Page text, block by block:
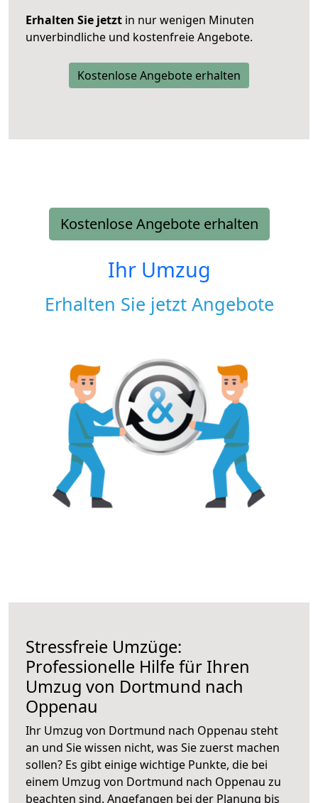
Erhalten Sie jetzt in nur wenigen Minuten
unverbindliche und kostenfreie Angebote.
Kostenlose Angebote erhalten
Kostenlose Angebote erhalten
Ihr Umzug
Erhalten Sie jetzt Angebote
Stressfreie Umzüge:
Professionelle Hilfe für Ihren
Umzug von Dortmund nach
Oppenau
Ihr Umzug von Dortmund nach Oppenau steht
an und Sie wissen nicht, was Sie zuerst machen
sollen? Es gibt einige wichtige Punkte, die bei
einem Umzug von Dortmund nach Oppenau zu
beachten sind. Angefangen bei der Planung bis